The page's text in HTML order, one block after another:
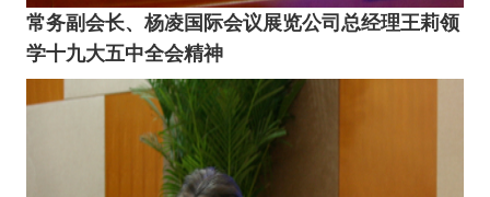
常务副会长、杨凌国际会议展览公司总经理王莉领
学十九大五中全会精神